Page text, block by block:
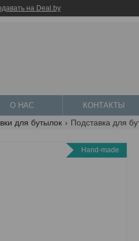
на Deal.by
О НАС КОНТАКТЫ
для бутылок Подставка для
Hand-made